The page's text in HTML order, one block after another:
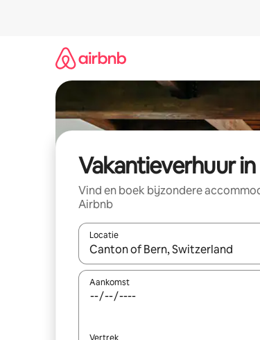
Vakantieverhuur in
Vind en boek bijzondere
Airbnb
Locatie
Wanneer er suggesties beschikbaar
Aankomst